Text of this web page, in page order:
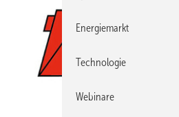
Energiemarkt
Technologie
Webinare